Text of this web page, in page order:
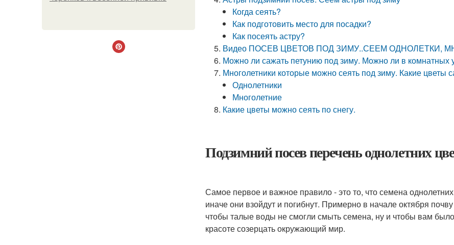
Когда сеять?
Как подготовить место для посадки?
Как посеять астру?
Видео ПОСЕВ ЦВЕТОВ ПОД ЗИМУ..СЕЕМ ОДНОЛЕТКИ,
Можно ли сажать петунию под зиму. Можно ли в комнатных
Многолетники которые можно сеять под зиму. Какие цветы
Однолетники
Многолетние
Какие цветы можно сеять по снегу.
Подзимний посев перечень однолетних
Самое первое и важное правило - это то, что семена
иначе они взойдут и погибнут. Примерно в начале октября
чтобы талые воды не смогли смыть семена, ну и чтобы вам
красоте созерцать окружающий мир.